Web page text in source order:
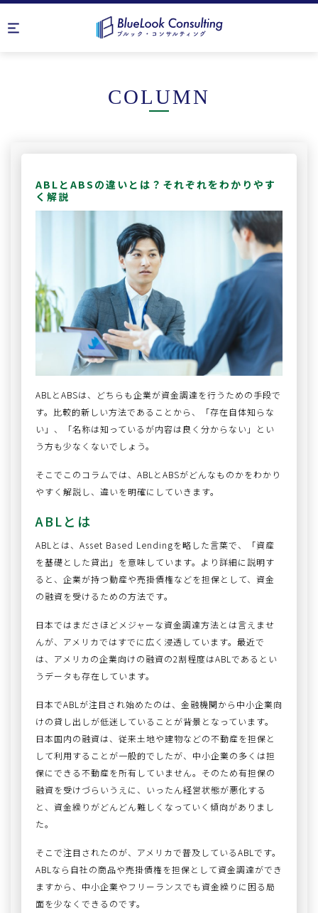
COLUMN
ABLとABSの違いとは？それぞれをわかりやす
く解説
ABLとABSは、どちらも企業が資金調達を行うための手段で
す。比較的新しい方法であることから、「存在自体知らな
い」、「名称は知っているが内容は良く分からない」とい
う方も少なくないでしょう。
そこでこのコラムでは、ABLとABSがどんなものかをわかり
やすく解説し、違いを明確にしていきます。
ABLとは
ABLとは、Asset Based Lendingを略した言葉で、「資産
を基礎とした貸出」を意味しています。より詳細に説明す
ると、企業が持つ動産や売掛債権などを担保として、資金
の融資を受けるための方法です。
日本ではまださほどメジャーな資金調達方法とは言えませ
んが、アメリカではすでに広く浸透しています。最近で
は、アメリカの企業向けの融資の2割程度はABLであるとい
うデータも存在しています。
日本でABLが注目され始めたのは、金融機関から中小企業向
けの貸し出しが低迷していることが背景となっています。
日本国内の融資は、従来土地や建物などの不動産を担保と
して利用することが一般的でしたが、中小企業の多くは担
保にできる不動産を所有していません。そのため有担保の
融資を受けづらいうえに、いったん経営状態が悪化する
と、資金繰りがどんどん難しくなっていく傾向がありまし
た。
そこで注目されたのが、アメリカで普及しているABLです。
ABLなら自社の商品や売掛債権を担保として資金調達ができ
ますから、中小企業やフリーランスでも資金繰りに困る局
面を少なくできるのです。